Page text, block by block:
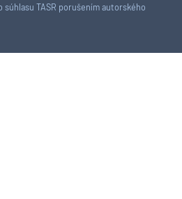
TASR porušením autorského